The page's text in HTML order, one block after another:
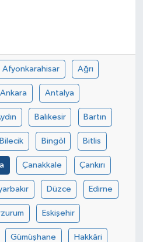
Afyonkarahisar Ağrı
Ankara Antalya
Balıkesir Bartın
Bilecik Bingöl Bitlis
Çanakkale Çankırı
Düzce Edirne
Eskişehir
Gümüşhane Hakkâri